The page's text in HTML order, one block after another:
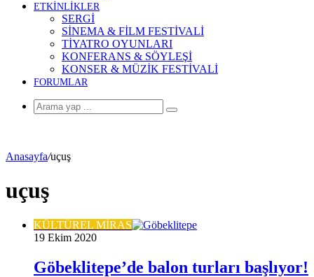
ETKİNLİKLER
SERGİ
SİNEMA & FİLM FESTİVALİ
TİYATRO OYUNLARI
KONFERANS & SÖYLEŞİ
KONSER & MÜZİK FESTİVALİ
FORUMLAR
Arama
Anasayfa/uçuş
uçuş
KÜLTÜREL MİRAS
19 Ekim 2020
Göbeklitepe’de balon turları başlıyor!